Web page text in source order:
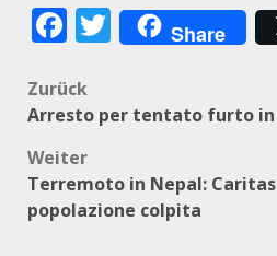
Facebook
Twitter
Share
Zurück
Arresto per tentato furto in
Weiter
Terremoto in Nepal:
popolazione colpita